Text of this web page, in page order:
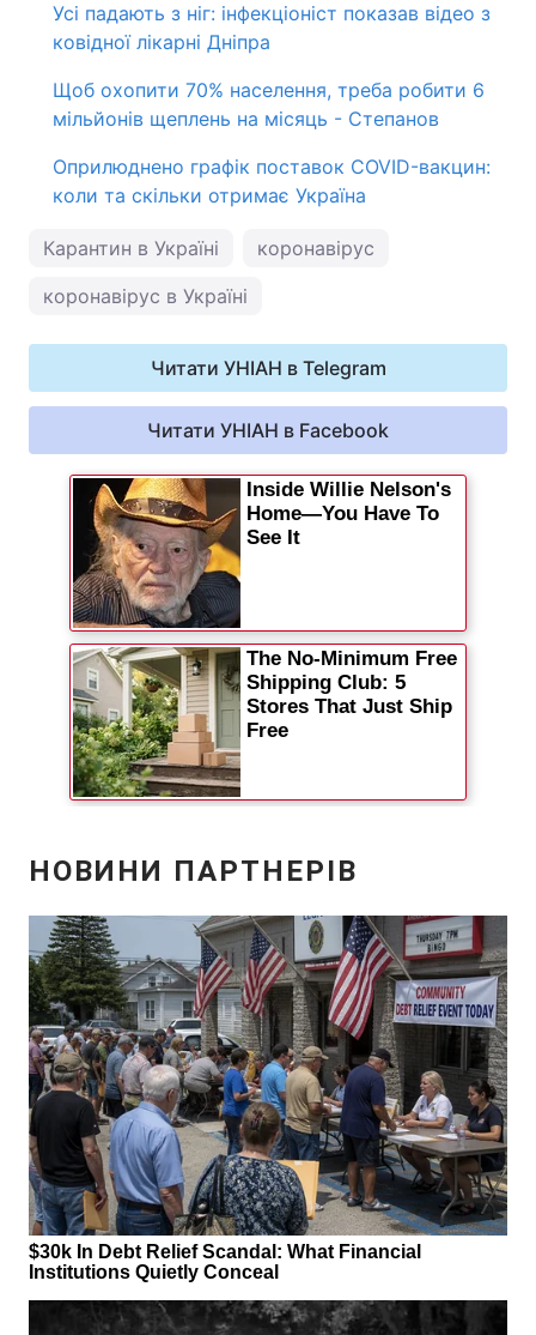
Усі падають з ніг: інфекціоніст показав відео з
ковідної лікарні Дніпра
Щоб охопити 70% населення, треба робити 6
мільйонів щеплень на місяць - Степанов
Оприлюднено графік поставок COVID-вакцин:
коли та скільки отримає Україна
Карантин в Україні
коронавірус
коронавірус в Україні
Читати УНІАН в Telegram
Читати УНІАН в Facebook